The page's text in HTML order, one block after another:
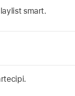
smart.